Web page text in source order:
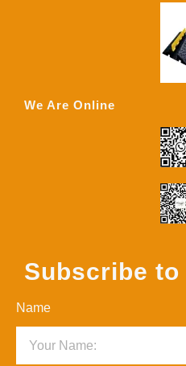
We Are Online
Subscribe
Name